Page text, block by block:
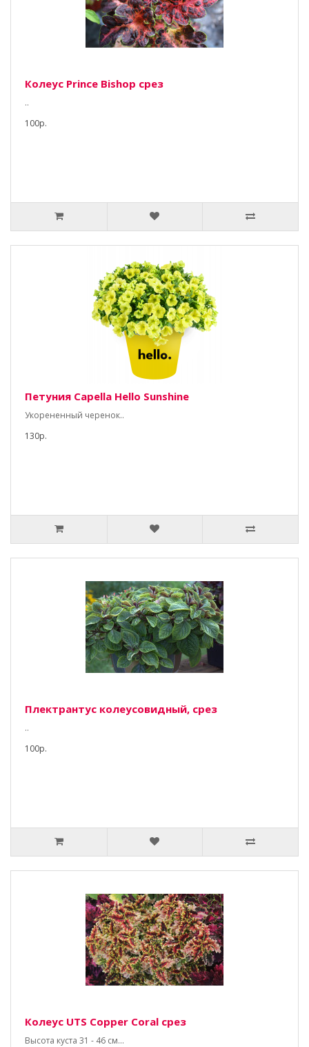
Колеус Prince Bishop срез
..
100р.
Петуния Capella Hello Sunshine
Укорененный черенок..
130р.
Плектрантус колеусовидный, срез
..
100р.
Колеус UTS Copper Coral срез
Высота куста 31 - 46 см...